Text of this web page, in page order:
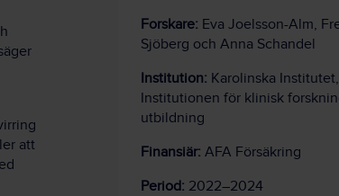
att
Forskare: Eva Joelsson-Alm,
Sjöberg och Anna Schandel
Institution: Karolinska Institutet,
Institutionen för klinisk
utbildning
Finansiär: AFA Försäkring
Period: 2022–2024